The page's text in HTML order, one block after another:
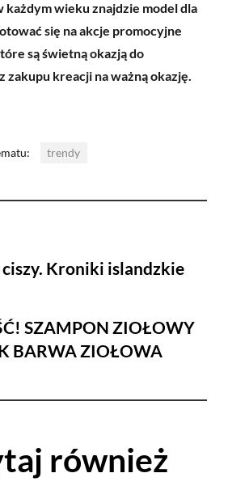
każdym wieku znajdzie model dla
się na akcje promocyjne
są świetną okazją do
zakupu kreacji na ważną okazję.
trendy
ciszy. Kroniki islandzkie
SZAMPON ZIOŁOWY
BARWA ZIOŁOWA
również